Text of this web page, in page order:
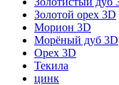
Золотой орех 3D
Морион 3D
Морёный дуб 3D
Орех 3D
Текила
цинк